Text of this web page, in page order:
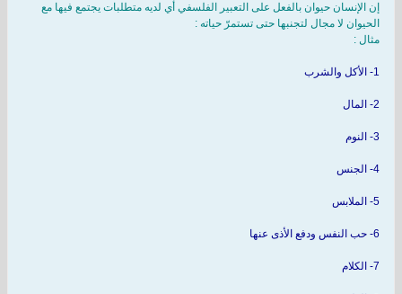
إن الإنسان حيوان بالفعل على التعبير الفلسفي أي لديه متطلبات يجتمع فيها مع
الحيوان لا مجال لتجنبها حتى تستمرّ حياته :
مثال :
1- الأكل والشرب
2- المال
3- النوم
4- الجنس
5- الملابس
6- حب النفس ودفع الأذى عنها
7- الكلام